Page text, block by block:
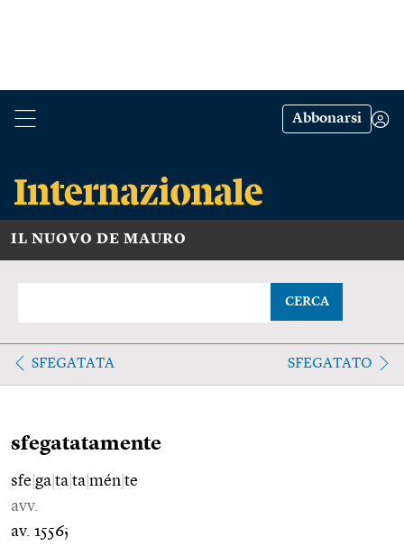
Abbonarsi
IL NUOVO DE MAURO
CERCA
SFEGATATA SFEGATATO
sfegatatamente
sfe ga ta ta mén te
avv.
av. 1556;